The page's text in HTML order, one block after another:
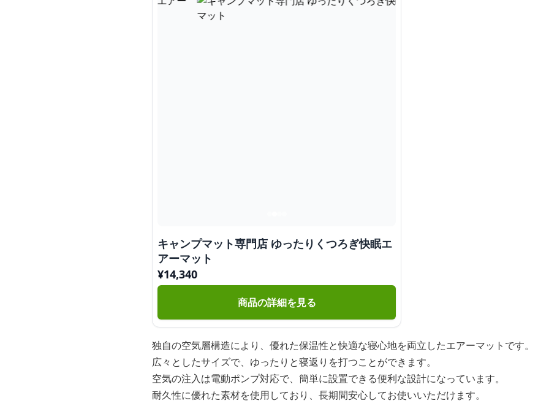
キャンプマット専門店 ゆったりくつろぎ快眠エ
アーマット
¥14,340
商品の詳細を見る
独自の空気層構造により、優れた保温性と快適な寝心地を両立したエアーマットです。
広々としたサイズで、ゆったりと寝返りを打つことができます。
空気の注入は電動ポンプ対応で、簡単に設置できる便利な設計になっています。
耐久性に優れた素材を使用しており、長期間安心してお使いいただけます。